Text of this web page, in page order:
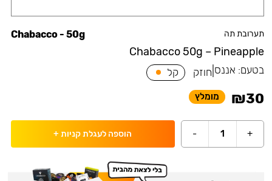
תערובת תה
Chabacco 50g – Pineapple
Chabacco - 50g
בטעם: אננס חוזק קל
₪30 מומלץ
+
1
- הוספה לעגלת קניות +